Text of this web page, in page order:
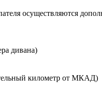
осуществляются
дивана)
километр от МКАД)